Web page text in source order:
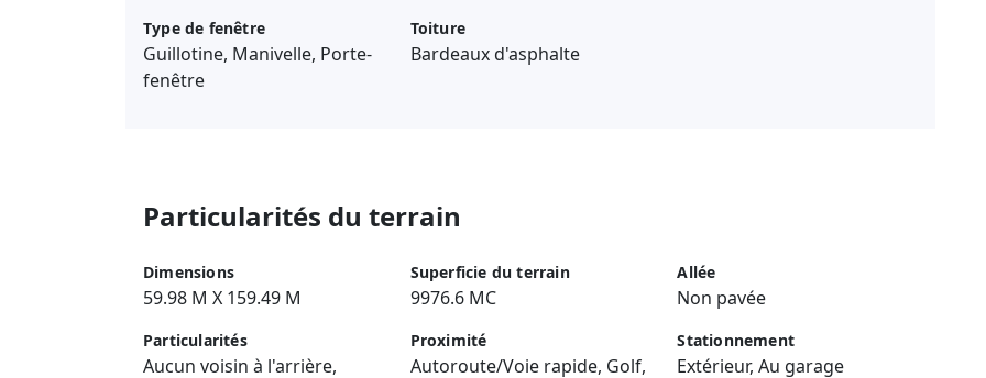
Type de fenêtre
Guillotine, Manivelle, Porte-
fenêtre
Toiture
Bardeaux d'asphalte
Particularités du terrain
Dimensions
59.98 M X 159.49 M
Superficie du terrain
9976.6 MC
Allée
Non pavée
Particularités
Aucun voisin à l'arrière,
Proximité
Autoroute/Voie rapide, Golf,
Stationnement
Extérieur, Au garage